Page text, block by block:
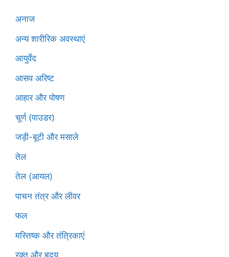
अनाज
अन्य शारीरिक अवस्थाएं
आयुर्वेद
आसव अरिष्ट
आहार और पोषण
चूर्ण (पाउडर)
जड़ी-बूटी और मसाले
तेल
तेल (आयल)
पाचन तंत्र और लीवर
फल
मस्तिष्क और तंत्रिकाएं